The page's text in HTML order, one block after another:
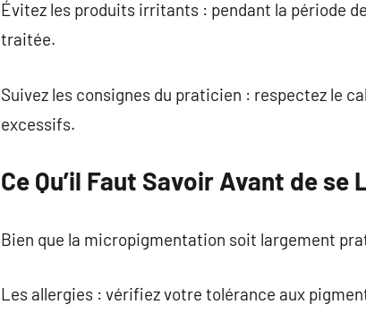
Évitez les produits irritants : pendant la période
traitée.
Suivez les consignes du praticien : respectez le
excessifs.
Ce Qu’il Faut Savoir Avant de se
Bien que la micropigmentation soit largement
Les allergies : vérifiez votre tolérance aux